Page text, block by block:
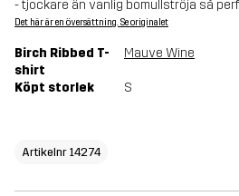
- tjockare än vanlig bomullströja så
Det här är en översättning. Se originalet
Birch Ribbed T-
shirt
Mauve Wine
Köpt storlek S
Artikelnr 14274